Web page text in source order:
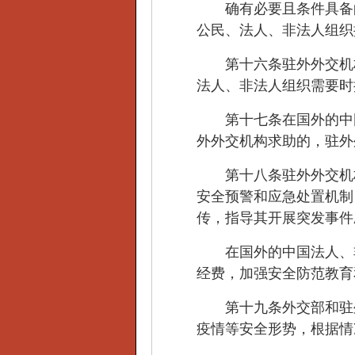
确有必要且条件具备
公民、法人、非法人组
第十六条驻外外交机
法人、非法人组织需要
第十七条在国外的中
外外交机构求助的，驻
第十八条驻外外交机
安全预警和应急处置机
传，指导其开展突发事
在国外的中国法人、
经费，加强安全防范教
第十九条外交部和驻
疫情等安全形势，根据